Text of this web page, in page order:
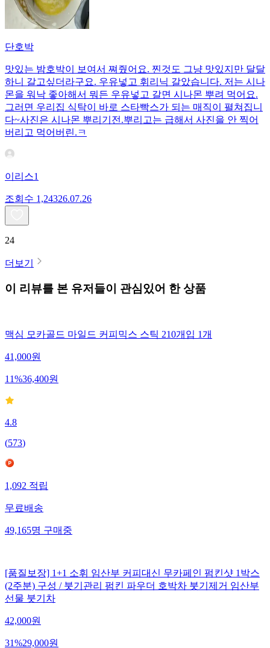
단호박
맛있는 밤호박이 보여서 쪄줬어요. 찐것도 그냥 맛있지만 달달
하니 갈고싶더라구요. 우유넣고 휘리닉 갈았습니다. 저는 시나
몬을 워낙 좋아해서 뭐든 우유넣고 갈면 시나몬 뿌려 먹어요.
그러면 우리집 식탁이 바로 스타빡스가 되는 매직이 펼쳐집니
다~사진은 시나몬 뿌리기전.뿌리고는 급해서 사진을 안 찍어
버리고 먹어버린.ㅋ
이리스1
조회수 1,24326.07.26
24
더보기
이 리뷰를 본 유저들이 관심있어 한 상품
맥심 모카골드 마일드 커피믹스 스틱 210개입 1개
41,000원
11%36,400원
4.8
(573)
1,092 적립
무료배송
49,165명 구매중
[품질보장] 1+1 소휘 임산부 커피대신 무카페인 펌킨샷 1박스
(2주분) 구성 / 붓기관리 펌킨 파우더 호박차 붓기제거 임산부
선물 붓기차
42,000원
31%29,000원